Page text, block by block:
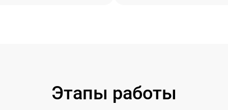
Этапы работы